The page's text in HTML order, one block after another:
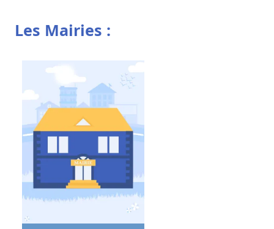
Les Mairies :